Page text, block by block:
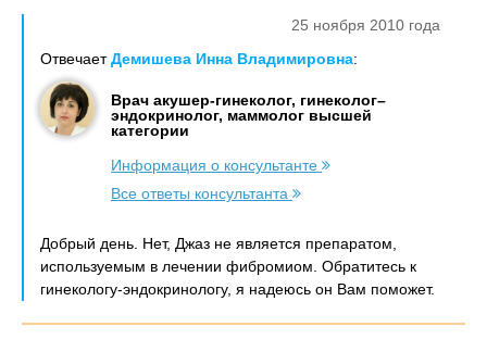
25 ноября 2010 года
ОтвечаетДемишева Инна Владимировна:
Врач акушер-гинеколог, гинеколог–
эндокринолог, маммолог высшей
категории
Информация о консультанте
Все ответы консультанта
Добрый день. Нет, Джаз не является препаратом,
используемым в лечении фибромиом. Обратитесь к
гинекологу-эндокринологу, я надеюсь он Вам поможет.